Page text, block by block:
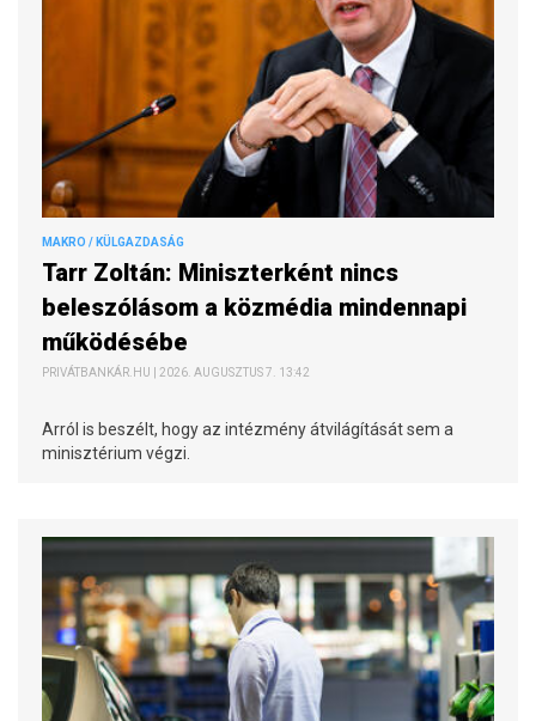
MAKRO / KÜLGAZDASÁG
Tarr Zoltán: Miniszterként nincs
beleszólásom a közmédia mindennapi
működésébe
PRIVÁTBANKÁR.HU | 2026. AUGUSZTUS 7. 13:42
Arról is beszélt, hogy az intézmény átvilágítását sem a
minisztérium végzi.